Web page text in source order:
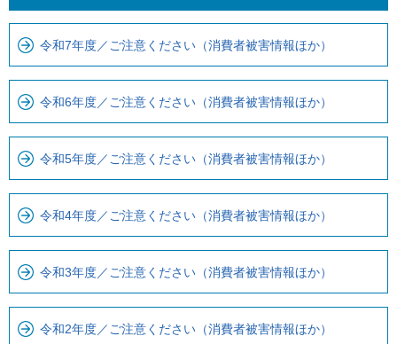
ま
で
で
す
ロ
ー
カ
ル
ビ
で
す
令和7年度／ご注意ください（消費者被害情報ほか）
令和6年度／ご注意ください（消費者被害情報ほか）
令和5年度／ご注意ください（消費者被害情報ほか）
令和4年度／ご注意ください（消費者被害情報ほか）
令和3年度／ご注意ください（消費者被害情報ほか）
令和2年度／ご注意ください（消費者被害情報ほか）